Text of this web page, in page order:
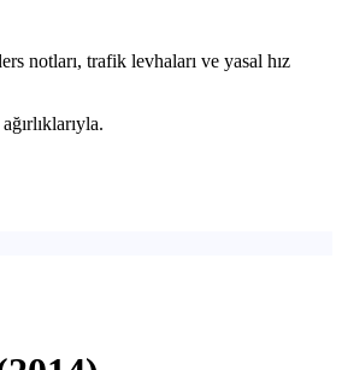
notları, trafik levhaları ve yasal hız